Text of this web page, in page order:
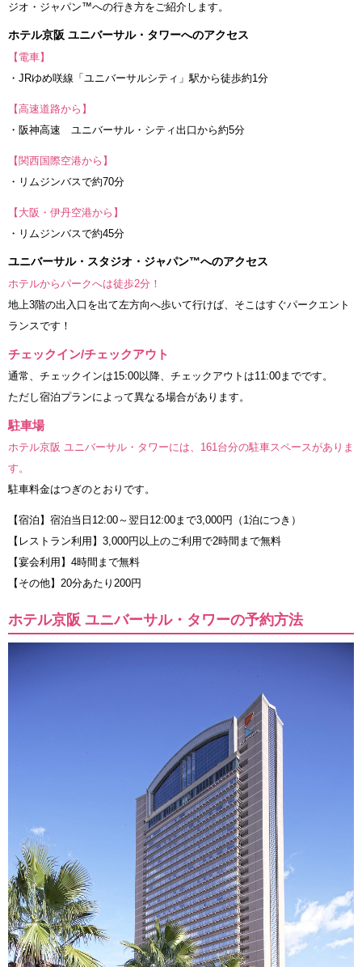
ジオ・ジャパン™への行き方をご紹介します。
ホテル京阪 ユニバーサル・タワーへのアクセス
【電車】
・JRゆめ咲線「ユニバーサルシティ」駅から徒歩約1分
【高速道路から】
・阪神高速 ユニバーサル・シティ出口から約5分
【関西国際空港から】
・リムジンバスで約70分
【大阪・伊丹空港から】
・リムジンバスで約45分
ユニバーサル・スタジオ・ジャパン™へのアクセス
ホテルからパークへは徒歩2分！
地上3階の出入口を出て左方向へ歩いて行けば、そこはすぐパークエント
ランスです！
チェックイン/チェックアウト
通常、チェックインは15:00以降、チェックアウトは11:00までです。
ただし宿泊プランによって異なる場合があります。
駐車場
ホテル京阪 ユニバーサル・タワーには、161台分の駐車スペースがありま
す。
駐車料金はつぎのとおりです。
【宿泊】宿泊当日12:00～翌日12:00まで3,000円（1泊につき）
【レストラン利用】3,000円以上のご利用で2時間まで無料
【宴会利用】4時間まで無料
【その他】20分あたり200円
ホテル京阪 ユニバーサル・タワーの予約方法